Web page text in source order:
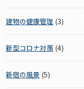
建物の健康管理 (3)
新型コロナ対策 (4)
新宿の風景 (5)